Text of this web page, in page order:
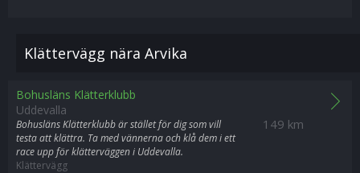
Klättervägg nära Arvika
149 km
Bohusläns Klätterklubb
Uddevalla
Bohusläns Klätterklubb är stället för dig som vill
testa att klättra. Ta med vännerna och klå dem i ett
race upp för klätterväggen i Uddevalla.
Klättervägg